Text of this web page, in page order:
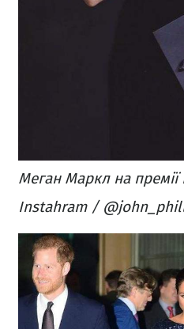
Меган Маркл на премії
Instahram /